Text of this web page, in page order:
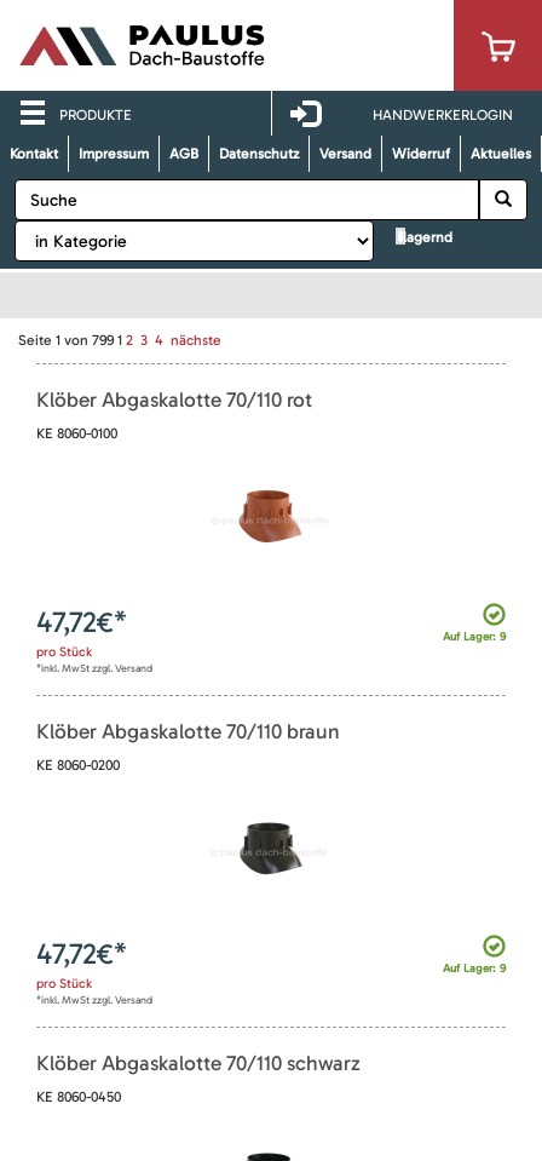
PRODUKTE HANDWERKERLOGIN
Kontakt Impressum AGB Datenschutz Versand Widerruf Aktuelles
lagernd
Seite 1 von 799 1 2 3 4 nächste
Klöber Abgaskalotte 70/110 rot
KE 8060-0100
Auf Lager: 9
47,72€*
pro Stück
*inkl. MwSt zzgl. Versand
Klöber Abgaskalotte 70/110 braun
KE 8060-0200
Auf Lager: 9
47,72€*
pro Stück
*inkl. MwSt zzgl. Versand
Klöber Abgaskalotte 70/110 schwarz
KE 8060-0450